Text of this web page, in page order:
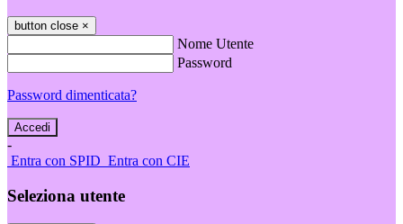
button close ×
Nome Utente
Password
Password dimenticata?
-
Entra con SPID Entra con CIE
Seleziona utente